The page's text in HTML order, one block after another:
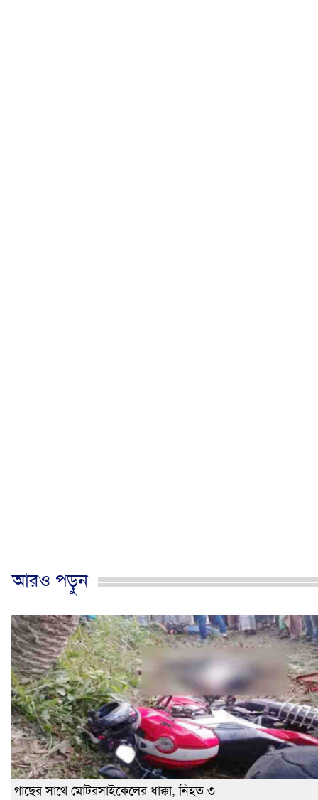
আরও পড়ুন
গাছের সাথে মোটরসাইকেলের ধাক্কা, নিহত ৩